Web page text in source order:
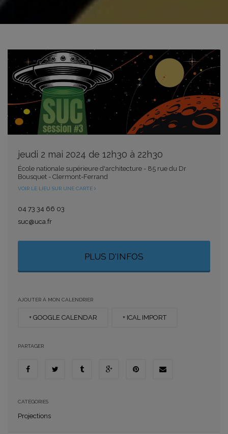
jeudi 2 mai 2024 de 12h30 à 22h30
École nationale supérieure d'architecture - 85 rue du Dr
Bousquet - Clermont-Ferrand
VOIR LE LIEU SUR UNE CARTE
04 73 34 66 03
suc@uca.fr
PLUS D'INFOS
AJOUTER À MON CALENDRIER
+ GOOGLE CALENDAR + ICAL IMPORT
PARTAGER
CATÉGORIES
Projections